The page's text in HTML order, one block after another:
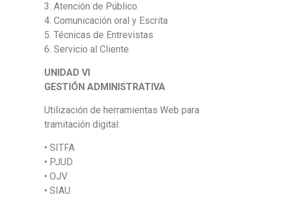
3. Atención de Público
4. Comunicación oral y Escrita
5. Técnicas de Entrevistas
6. Servicio al Cliente
UNIDAD VI
GESTIÓN ADMINISTRATIVA
Utilización de herramientas Web para
tramitación digital:
• SITFA
• PJUD
• OJV
• SIAU